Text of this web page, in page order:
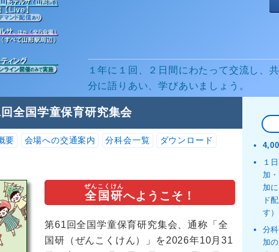
１年に１回、２日間にわたって交流し、
分に語りあい、学びあいましょう。
全国学童保育研究集会
要 会場への交通案内 分科会一覧 ダウンロード
全国研
ぜんこくけん
へようこそ！
第61回全国学童保育研究集会、通称「全
国研（ぜんこくけん）」を2026年10月31
１
加
加
ド
す
分
加